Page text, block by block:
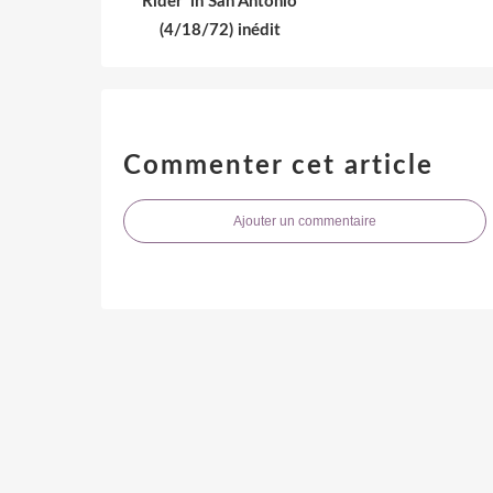
(4/18/72) inédit
Commenter cet article
Ajouter un commentaire